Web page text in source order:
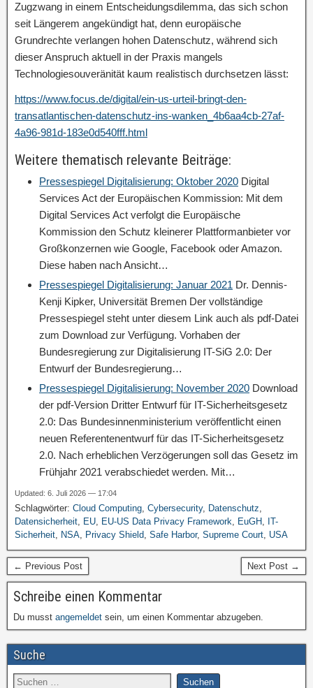
Zugzwang in einem Entscheidungsdilemma, das sich schon
seit Längerem angekündigt hat, denn europäische
Grundrechte verlangen hohen Datenschutz, während sich
dieser Anspruch aktuell in der Praxis mangels
Technologiesouveränität kaum realistisch durchsetzen lässt:
https://www.focus.de/digital/ein-us-urteil-bringt-den-
transatlantischen-datenschutz-ins-wanken_4b6aa4cb-27af-
4a96-981d-183e0d540fff.html
Weitere thematisch relevante Beiträge:
Pressespiegel Digitalisierung: Oktober 2020 Digital
Services Act der Europäischen Kommission: Mit dem
Digital Services Act verfolgt die Europäische
Kommission den Schutz kleinerer Plattformanbieter vor
Großkonzernen wie Google, Facebook oder Amazon.
Diese haben nach Ansicht…
Pressespiegel Digitalisierung: Januar 2021 Dr. Dennis-
Kenji Kipker, Universität Bremen Der vollständige
Pressespiegel steht unter diesem Link auch als pdf-Datei
zum Download zur Verfügung. Vorhaben der
Bundesregierung zur Digitalisierung IT-SiG 2.0: Der
Entwurf der Bundesregierung…
Pressespiegel Digitalisierung: November 2020 Download
der pdf-Version Dritter Entwurf für IT-Sicherheitsgesetz
2.0: Das Bundesinnenministerium veröffentlicht einen
neuen Referentenentwurf für das IT-Sicherheitsgesetz
2.0. Nach erheblichen Verzögerungen soll das Gesetz im
Frühjahr 2021 verabschiedet werden. Mit…
Updated: 6. Juli 2026 — 17:04
Schlagwörter: Cloud Computing, Cybersecurity, Datenschutz,
Datensicherheit, EU, EU-US Data Privacy Framework, EuGH, IT-
Sicherheit, NSA, Privacy Shield, Safe Harbor, Supreme Court, USA
← Previous Post Next Post →
Schreibe einen Kommentar
Du musst angemeldet sein, um einen Kommentar abzugeben.
Suche